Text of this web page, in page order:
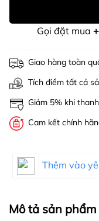
Gọi đặt mua
Giao hàng toàn
Tích điểm tất cả
Giảm 5% khi
Cam kết chính
Thêm vào
Mô tả sản phẩm